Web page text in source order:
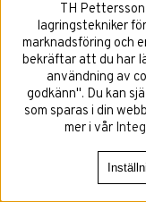
NAV 71,6
2199 kr
KÖP!
TH
lagringstekniker
marknadsföring och
bekräftar att du har
användning av
godkänn". Du kan
som sparas i din
mer i vår